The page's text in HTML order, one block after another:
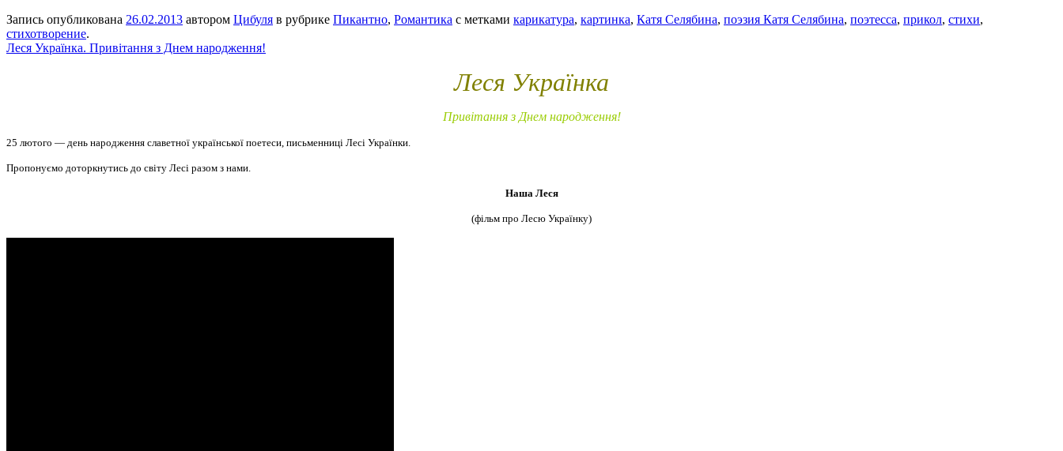
Запись опубликована 26.02.2013 автором Цибуля в рубрике Пикантно, Романтика с метками карикатура, картинка, Катя Селябина, поэзия Катя Селябина, поэтесса, прикол, стихи,
стихотворение.
Леся Українка. Привітання з Днем народження!
Леся Українка
Привітання з Днем народження!
25 лютого — день народження славетної української поетеси, письменниці Лесі Українки.
Пропонуємо доторкнутись до світу Лесі разом з нами.
Наша Леся
(фільм про Лесю Українку)